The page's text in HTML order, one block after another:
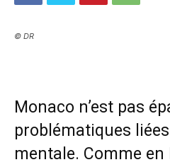
© DR
Monaco n’est pas
problématiques
mentale. Comme en